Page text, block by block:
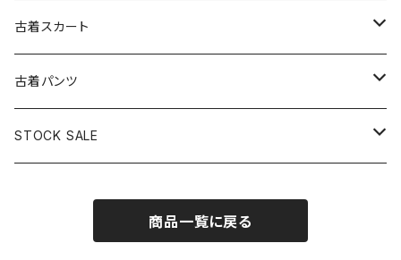
古着ベアトップワンピース
古着オールインワン
古着オーバーオール
古着パーカー
古着長袖プルオーバー
古着半袖プルオーバー
古着Ｔシャツ
古着長袖Ｔシャツ
古着半袖Ｔシャツ
古着ベスト
古着キャミソール
古着ポロシャツ
古着カーディガン
古着半袖ニット
古着ニットアウター
古着ライトジャケット
古着ライトコート
古着ヘビージャケット
古着スカート
古着ロング丈スカート (丈76cm-)
古着膝丈スカート (丈56-75cm)
古着ミニ丈スカート (丈56-75cm)
古着パンツ
古着ロング丈パンツ
STOCK SALE
Autumn / Winter
商品一覧に戻る